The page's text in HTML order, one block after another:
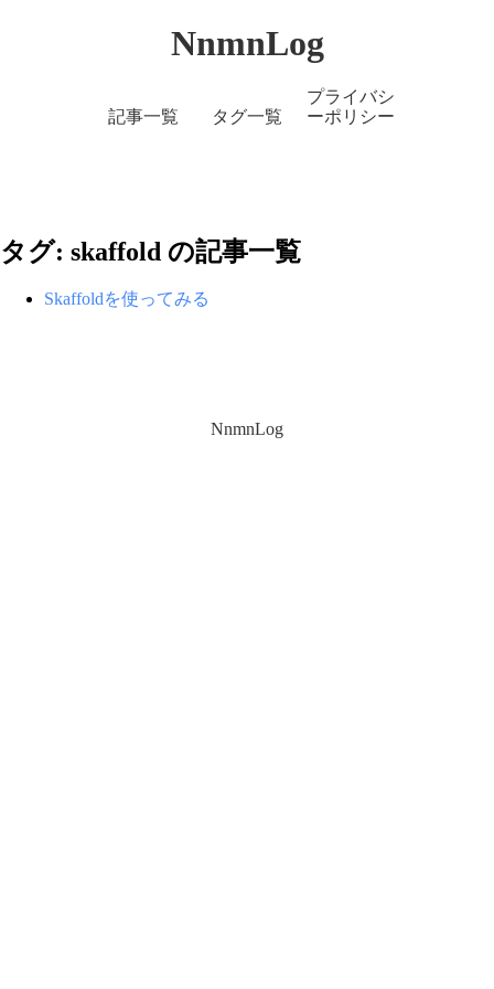
NnmnLog
記事一覧 タグ一覧
プライバシ
ーポリシー
タグ: skaffold の記事一覧
Skaffoldを使ってみる
NnmnLog